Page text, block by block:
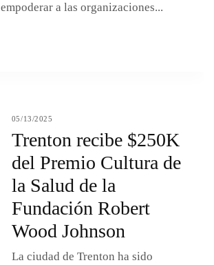
empoderar a las organizaciones...
05/13/2025
Trenton recibe $250K
del Premio Cultura de
la Salud de la
Fundación Robert
Wood Johnson
La ciudad de Trenton ha sido